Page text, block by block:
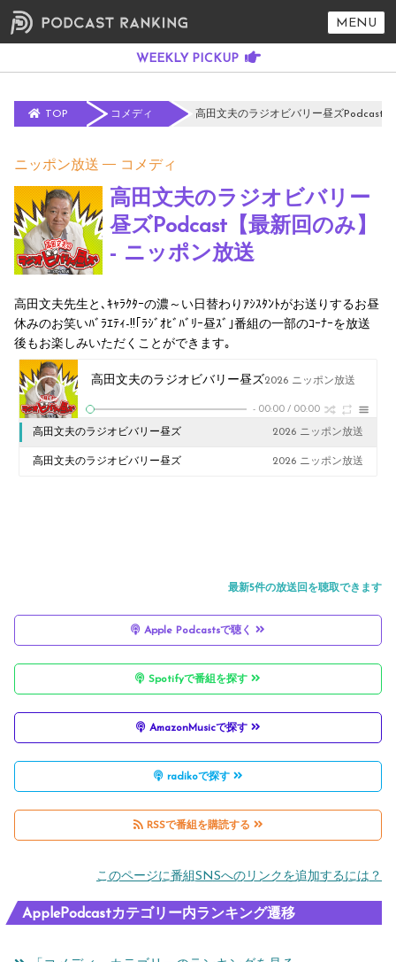
MENU
TOP コメディ 高田文夫のラジオビバリー昼ズPodcast
ニッポン放送 コメディ
高田文夫のラジオビバリー
昼ズPodcast【最新回のみ】
- ニッポン放送
高田文夫先生と､ｷｬﾗｸﾀｰの濃～い日替わりｱｼｽﾀﾝﾄがお送りするお昼
休みのお笑いﾊﾞﾗｴﾃｨ-!!｢ﾗｼﾞｵﾋﾞﾊﾞﾘｰ昼ｽﾞ｣番組の一部のｺｰﾅｰを放送
後もお楽しみいただくことができます｡
高田文夫のラジオビバリー昼ズ2026 ニッポン放送
- 00:00 / 00:00
高田文夫のラジオビバリー昼ズ 2026 ニッポン放送
高田文夫のラジオビバリー昼ズ 2026 ニッポン放送
最新5件の放送回を聴取できます
Apple Podcastsで聴く
Spotifyで番組を探す
AmazonMusicで探す
radikoで探す
RSSで番組を購読する
このページに番組SNSへのリンクを追加するには？
ApplePodcastカテゴリー内ランキング遷移